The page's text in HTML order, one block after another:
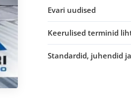
Evari uudised
Keerulised terminid
Standardid, juhendid